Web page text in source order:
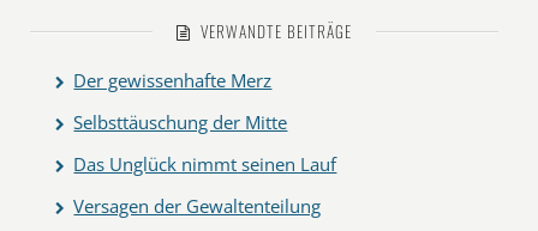
VERWANDTE BEITRÄGE
Der gewissenhafte Merz
Selbsttäuschung der Mitte
Das Unglück nimmt seinen Lauf
Versagen der Gewaltenteilung